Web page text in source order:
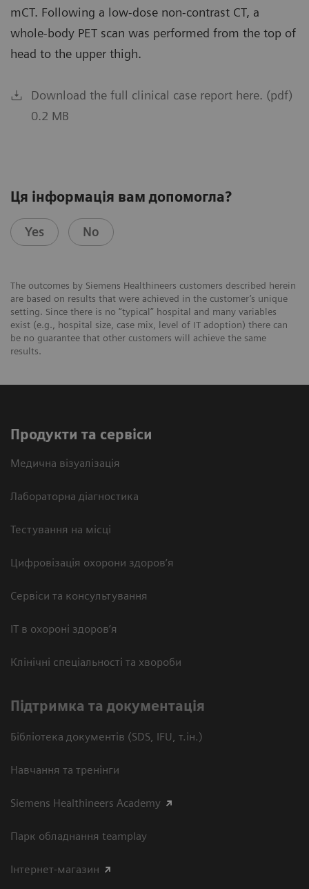
mCT. Following a low-dose non-contrast CT, a
whole-body PET scan was performed from the top of
head to the upper thigh.
Download the full clinical case report here. (pdf)
0.2 MB
Ця інформація вам допомогла?
Yes No
The outcomes by Siemens Healthineers customers described herein
are based on results that were achieved in the customer’s unique
setting. Since there is no “typical” hospital and many variables
exist (e.g., hospital size, case mix, level of IT adoption) there can
be no guarantee that other customers will achieve the same
results.
Продукти та сервіси
Медична візуалізація
Лабораторна діагностика
Тестування на місці
Цифровізація охорони здоров’я
Сервіси та консультування
ІТ в охороні здоров’я
Клінічні спеціальності та хвороби
Підтримка та документація
Бібліотека документів (SDS, IFU, т.ін.)
Навчання та тренінги
Siemens Healthineers Academy
Парк обладнання teamplay
Інтернет-магазин